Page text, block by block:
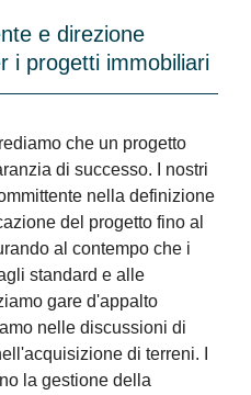
e direzione
i progetti immobiliari
che un progetto
di successo. I nostri
nella definizione
del progetto fino al
al contempo che i
standard e alle
gare d'appalto
nelle discussioni di
di terreni. I
la gestione della